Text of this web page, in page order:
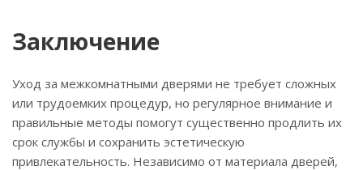
Заключение
Уход за межкомнатными дверями не требует сложных
или трудоемких процедур, но регулярное внимание и
правильные методы помогут существенно продлить их
срок службы и сохранить эстетическую
привлекательность. Независимо от материала дверей,